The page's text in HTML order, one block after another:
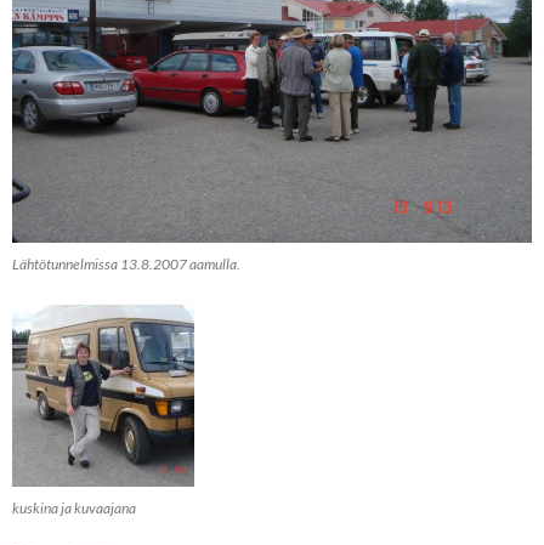
Lähtötunnelmissa 13.8.2007 aamulla.
kuskina ja kuvaajana